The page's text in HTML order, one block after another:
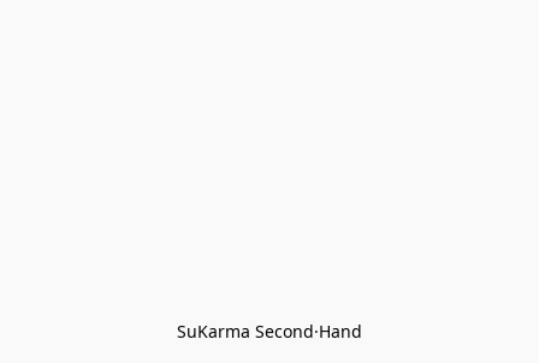
SuKarma Second·Hand